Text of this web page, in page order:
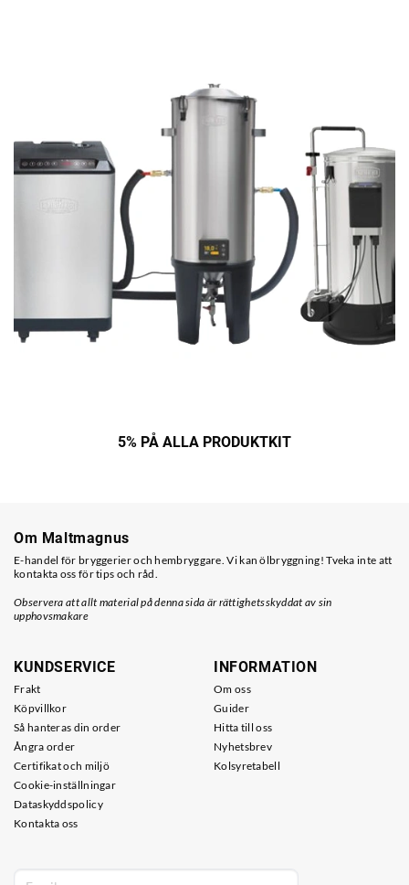
5% PÅ ALLA PRODUKTKIT
Om Maltmagnus
E-handel för bryggerier och hembryggare. Vi kan ölbryggning! Tveka inte att
kontakta oss för tips och råd.
Observera att allt material på denna sida är rättighetsskyddat av sin
upphovsmakare
KUNDSERVICE
Frakt
Köpvillkor
Så hanteras din order
Ångra order
Certifikat och miljö
Cookie-inställningar
Dataskyddspolicy
Kontakta oss
INFORMATION
Om oss
Guider
Hitta till oss
Nyhetsbrev
Kolsyretabell